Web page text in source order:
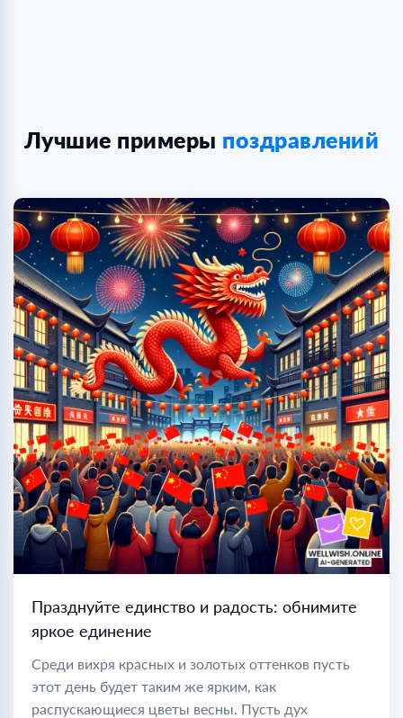
Лучшие примеры поздравлений
Празднуйте единство и радость: обнимите
яркое единение
Среди вихря красных и золотых оттенков пусть
этот день будет таким же ярким, как
распускающиеся цветы весны. Пусть дух